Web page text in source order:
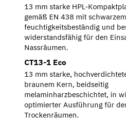
13 mm starke HPL-
gemäß EN 438 mit
feuchtigkeitsbeständig und
widerstandsfähig für den
Nassräumen.
CT13-1 Eco
13 mm starke,
braunem Kern, beidseitig
melaminharzbeschichtet, in
optimierter Ausführung für
Trockenräumen.